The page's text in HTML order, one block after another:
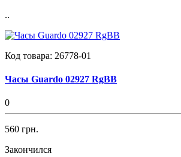
..
Код товара: 26778-01
Часы Guardo 02927 RgBB
0
560 грн.
Закончился